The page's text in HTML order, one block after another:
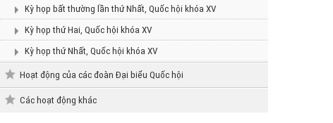
Kỳ họp bất thường lần thứ Nhất, Quốc hội khóa XV
Kỳ họp thứ Hai, Quốc hội khóa XV
Kỳ họp thứ Nhất, Quốc hội khóa XV
Hoạt động của các đoàn Đại biểu Quốc hội
Các hoạt động khác